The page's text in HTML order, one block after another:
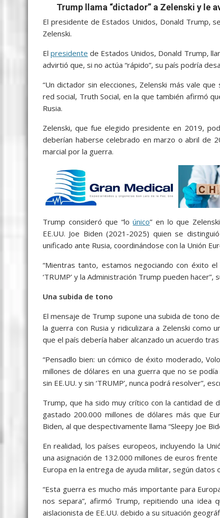
e
b
o
o
k
i
t
t
e
r
a
i
a
t
A
p
p
s
s
n
g
e
r
y
p
l
e
r
a
m
a
r
Trump llama “dictador” a Zelenski y le
El presidente de Estados Unidos, Donald Trump,
Zelenski.
Elpresidente de Estados Unidos, Donald Trump,
advirtió que, si no actúa “rápido”, su país podría
“Un dictador sin elecciones, Zelenski más vale
red social, Truth Social, en la que también afirmó
Rusia.
Zelenski, que fue elegido presidente en 2019,
deberían haberse celebrado en marzo o abril de
marcial por la guerra.
Trump consideró que “loúnico” en lo que
EE.UU. Joe Biden (2021-2025) quien se
unificado ante Rusia, coordinándose con la Unión
“Mientras tanto, estamos negociando con éxito
‘TRUMP’ y la Administración Trump pueden
Una subida de tono
El mensaje de Trump supone una subida de tono
la guerra con Rusia y ridiculizara a Zelenski como
que el país debería haber alcanzado un acuerdo
“Pensadlo bien: un cómico de éxito moderado,
millones de dólares en una guerra que no se
sin EE.UU. y sin ‘TRUMP’, nunca podrá resolver”,
Trump, que ha sido muy crítico con la cantidad de
gastado 200.000 millones de dólares más que
Biden, al que despectivamente llama “Sleepy Joe
En realidad, los países europeos, incluyendo la
una asignación de 132.000 millones de euros
Europa en la entrega de ayuda militar, según datos
“Esta guerra es mucho más importante para
nos separa”, afirmó Trump, repitiendo una
aislacionista de EE.UU. debido a su situación